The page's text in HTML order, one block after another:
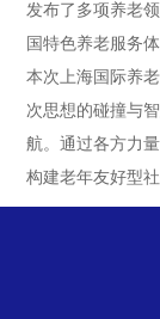
发布了多项养老
国特色养老服务
本次上海国际养
次思想的碰撞与
航。通过各方力
构建老年友好型